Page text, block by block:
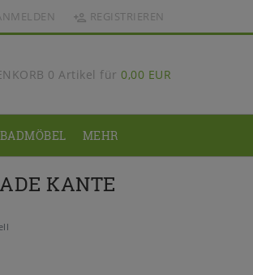
REGISTRIEREN
0 Artikel für 0,00 EUR
BADMÖBEL MEHR
KANTE